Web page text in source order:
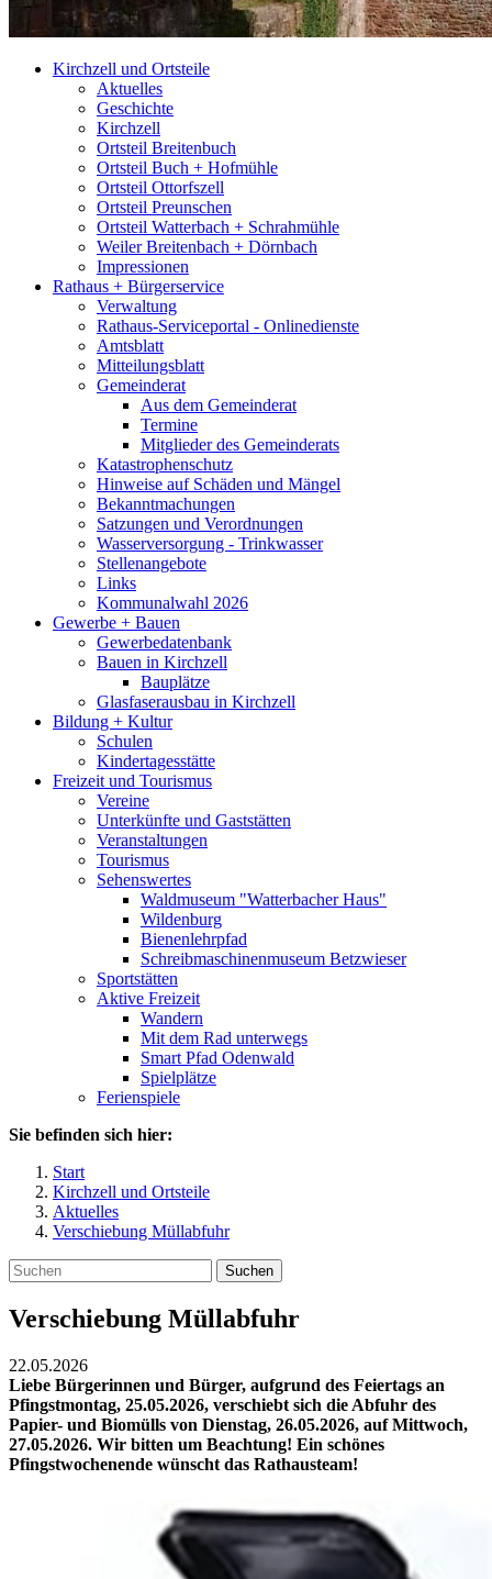
Kirchzell und Ortsteile
Aktuelles
Geschichte
Kirchzell
Ortsteil Breitenbuch
Ortsteil Buch + Hofmühle
Ortsteil Ottorfszell
Ortsteil Preunschen
Ortsteil Watterbach + Schrahmühle
Weiler Breitenbach + Dörnbach
Impressionen
Rathaus + Bürgerservice
Verwaltung
Rathaus-Serviceportal - Onlinedienste
Amtsblatt
Mitteilungsblatt
Gemeinderat
Aus dem Gemeinderat
Termine
Mitglieder des Gemeinderats
Katastrophenschutz
Hinweise auf Schäden und Mängel
Bekanntmachungen
Satzungen und Verordnungen
Wasserversorgung - Trinkwasser
Stellenangebote
Links
Kommunalwahl 2026
Gewerbe + Bauen
Gewerbedatenbank
Bauen in Kirchzell
Bauplätze
Glasfaserausbau in Kirchzell
Bildung + Kultur
Schulen
Kindertagesstätte
Freizeit und Tourismus
Vereine
Unterkünfte und Gaststätten
Veranstaltungen
Tourismus
Sehenswertes
Waldmuseum "Watterbacher Haus"
Wildenburg
Bienenlehrpfad
Schreibmaschinenmuseum Betzwieser
Sportstätten
Aktive Freizeit
Wandern
Mit dem Rad unterwegs
Smart Pfad Odenwald
Spielplätze
Ferienspiele
Sie befinden sich hier:
Start
Kirchzell und Ortsteile
Aktuelles
Verschiebung Müllabfuhr
Suchen
Verschiebung Müllabfuhr
22.05.2026
Liebe Bürgerinnen und Bürger, aufgrund des Feiertags an
Pfingstmontag, 25.05.2026, verschiebt sich die Abfuhr des
Papier- und Biomülls von Dienstag, 26.05.2026, auf Mittwoch,
27.05.2026. Wir bitten um Beachtung! Ein schönes
Pfingstwochenende wünscht das Rathausteam!